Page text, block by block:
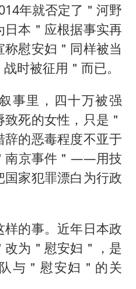
年就否定了＂河野
本＂应根据事实再
慰安妇＂同样被当
时被征用＂而已。
事里，四十万被强
死的女性，只是＂
的恶毒程度不亚于
南京事件＂——用技
家犯罪漂白为行政
样的事。近年日本政
为＂慰安妇＂，是
与＂慰安妇＂的关